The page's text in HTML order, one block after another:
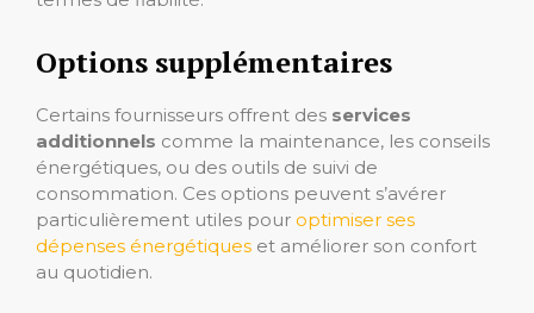
Options supplémentaires
Certains fournisseurs offrent des services
additionnels comme la maintenance, les conseils
énergétiques, ou des outils de suivi de
consommation. Ces options peuvent s’avérer
particulièrement utiles pour optimiser ses
dépenses énergétiques et améliorer son confort
au quotidien.